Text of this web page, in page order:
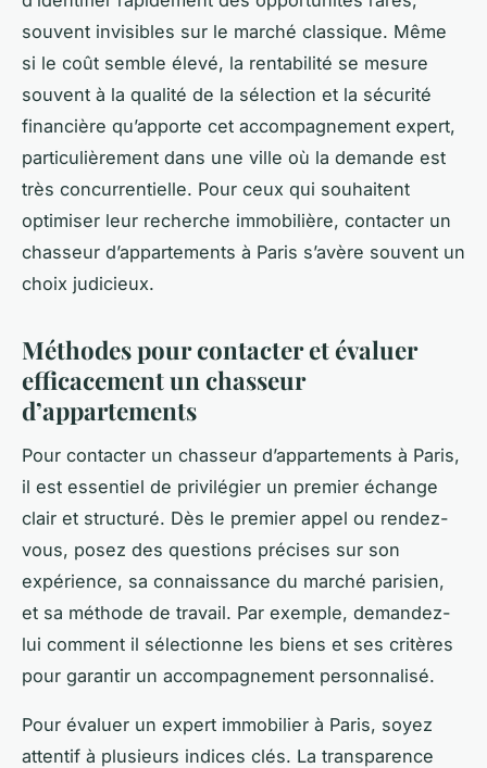
souvent invisibles sur le marché classique. Même
si le coût semble élevé, la rentabilité se mesure
souvent à la qualité de la sélection et la sécurité
financière qu’apporte cet accompagnement expert,
particulièrement dans une ville où la demande est
très concurrentielle. Pour ceux qui souhaitent
optimiser leur recherche immobilière, contacter un
chasseur d’appartements à Paris s’avère souvent un
choix judicieux.
Méthodes pour contacter et évaluer
efficacement un chasseur
d’appartements
Pour contacter un chasseur d’appartements à Paris,
il est essentiel de privilégier un premier échange
clair et structuré. Dès le premier appel ou rendez-
vous, posez des questions précises sur son
expérience, sa connaissance du marché parisien,
et sa méthode de travail. Par exemple, demandez-
lui comment il sélectionne les biens et ses critères
pour garantir un accompagnement personnalisé.
Pour évaluer un expert immobilier à Paris, soyez
attentif à plusieurs indices clés. La transparence